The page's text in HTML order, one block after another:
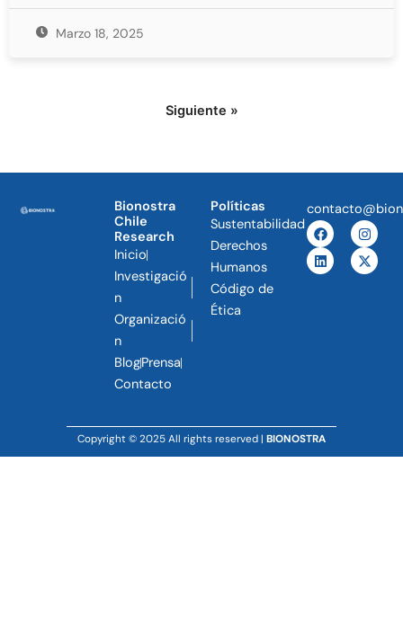
Marzo 18, 2025
Siguiente »
Bionostra
Chile
Research
Inicio
Investigació
n
Organizació
n
BlogPrensa
Contacto
Políticas
Sustentabilidad
Derechos
Humanos
Código de
Ética
F
a
c
e
b
I
n
s
t
a
L
i
n
k
e
X
-
t
w
i
Copyright © 2025 All rights reserved | BIONOSTRA